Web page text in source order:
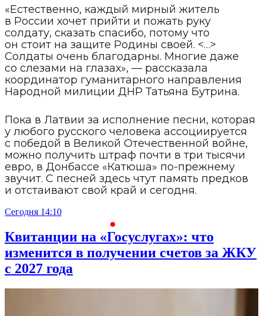
«Естественно, каждый мирный житель
в России хочет прийти и пожать руку
солдату, сказать спасибо, потому что
он стоит на защите Родины своей. <…>
Солдаты очень благодарны. Многие даже
со слезами на глазах», — рассказала
координатор гуманитарного направления
Народной милиции ДНР Татьяна Бутрина.
Пока в Латвии за исполнение песни, которая
у любого русского человека ассоциируется
с победой в Великой Отечественной войне,
можно получить штраф почти в три тысячи
евро, в Донбассе «Катюша» по-прежнему
звучит. С песней здесь чтут память предков
и отстаивают свой край и сегодня.
Сегодня 14:10
Квитанции на «Госуслугах»: что
изменится в получении счетов за ЖКУ
с 2027 года